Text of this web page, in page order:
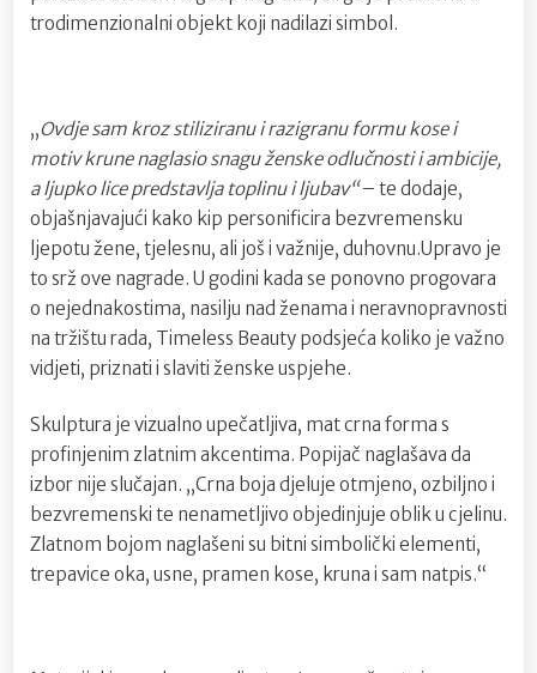
trodimenzionalni objekt koji nadilazi simbol.
„Ovdje sam kroz stiliziranu i razigranu formu kose i
motiv krune naglasio snagu ženske odlučnosti i ambicije,
a ljupko lice predstavlja toplinu i ljubav“– te dodaje,
objašnjavajući kako kip personificira bezvremensku
ljepotu žene, tjelesnu, ali još i važnije, duhovnu.Upravo je
to srž ove nagrade. U godini kada se ponovno progovara
o nejednakostima, nasilju nad ženama i neravnopravnosti
na tržištu rada, Timeless Beauty podsjeća koliko je važno
vidjeti, priznati i slaviti ženske uspjehe.
Skulptura je vizualno upečatljiva, mat crna forma s
profinjenim zlatnim akcentima. Popijač naglašava da
izbor nije slučajan. „Crna boja djeluje otmjeno, ozbiljno i
bezvremenski te nenametljivo objedinjuje oblik u cjelinu.
Zlatnom bojom naglašeni su bitni simbolički elementi,
trepavice oka, usne, pramen kose, kruna i sam natpis.“